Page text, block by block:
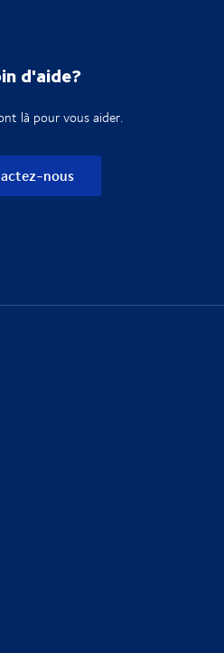
d'aide?
là pour vous aider.
nous